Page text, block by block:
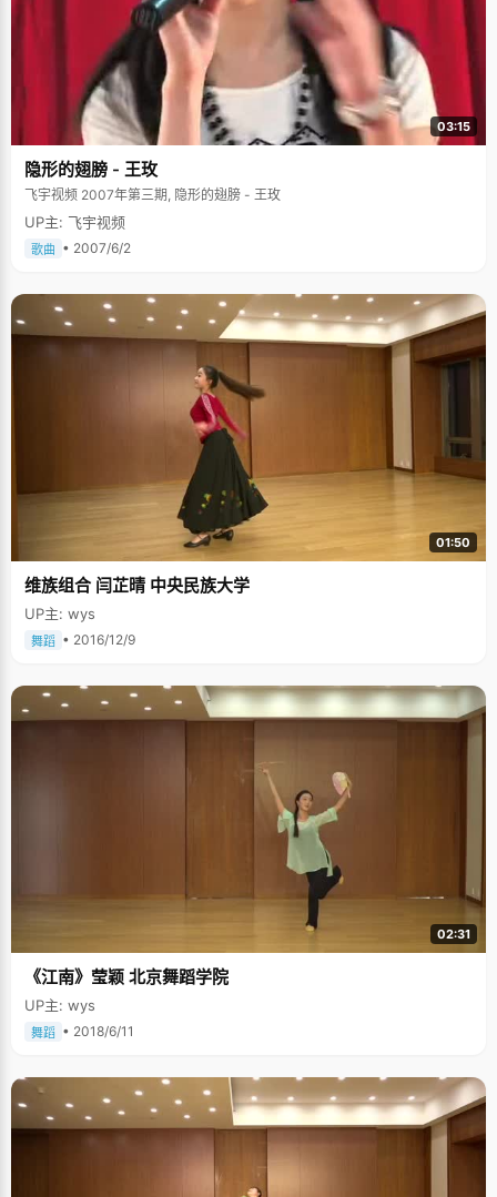
03:15
隐形的翅膀 - 王玫
飞宇视频 2007年第三期, 隐形的翅膀 - 王玫
UP主: 飞宇视频
歌曲 • 2007/6/2
01:50
维族组合 闫芷晴 中央民族大学
UP主: wys
舞蹈 • 2016/12/9
02:31
《江南》莹颖 北京舞蹈学院
UP主: wys
舞蹈 • 2018/6/11